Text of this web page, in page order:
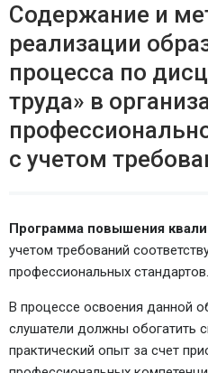
Содержание и
реализации
процесса по
труда» в
с учетом
Программа повышения
учетом требований
профессиональных стандартов.
В процессе освоения данной
слушатели должны обогатить
практический опыт за счет